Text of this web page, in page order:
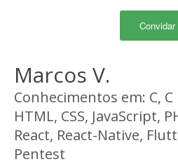
Convidar
Marcos V.
Conhecimentos em: C,
HTML, CSS, JavaScript,
React, React-Native,
Pentest